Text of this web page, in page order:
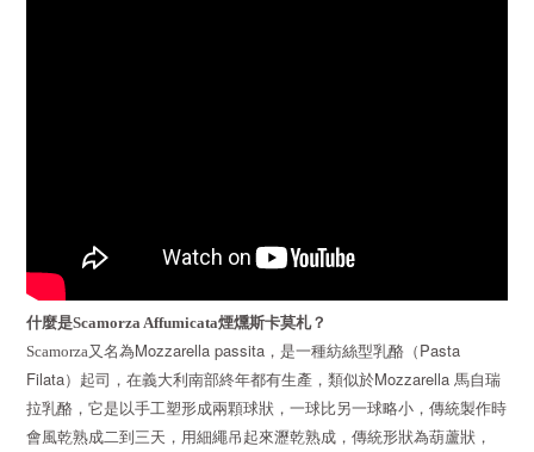
什麼是Scamorza Affumicata煙燻斯卡莫札？
Scamorza又名為Mozzarella passita ，是一種紡絲型乳酪（ Pasta
Filata）起司，在義大利南部終年都有生產， 類似於Mozzarella 馬自瑞
拉乳酪， 它是以手工塑形成兩顆球狀，一球比另一球略小，傳統製作時
會風乾熟成二到三天，用細繩吊起來瀝乾熟成，傳統形狀為葫蘆狀，